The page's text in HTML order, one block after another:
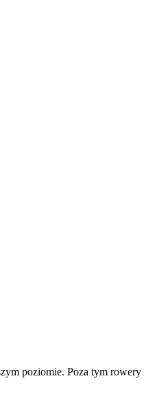
poziomie. Poza tym rowery